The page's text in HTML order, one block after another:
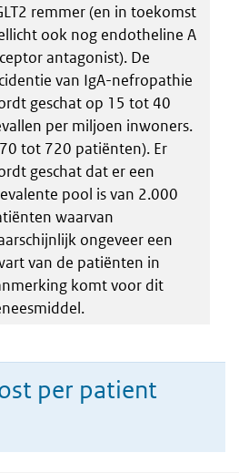
remmer (en in toekomst
ook nog endotheline A
antagonist). De
van IgA-nefropathie
geschat op 15 tot 40
per miljoen inwoners.
tot 720 patiënten). Er
geschat dat er een
pool is van 2.000
waarvan
ongeveer een
van de patiënten in
komt voor dit
per patient